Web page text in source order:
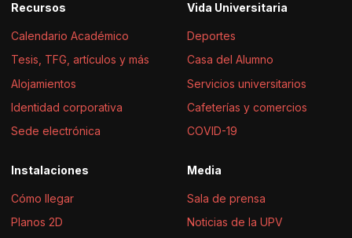
Recursos
Calendario Académico
Tesis, TFG, artículos y más
Alojamientos
Identidad corporativa
Sede electrónica
Vida Universitaria
Deportes
Casa del Alumno
Servicios universitarios
Cafeterías y comercios
COVID-19
Instalaciones
Cómo llegar
Planos 2D
Media
Sala de prensa
Noticias de la UPV